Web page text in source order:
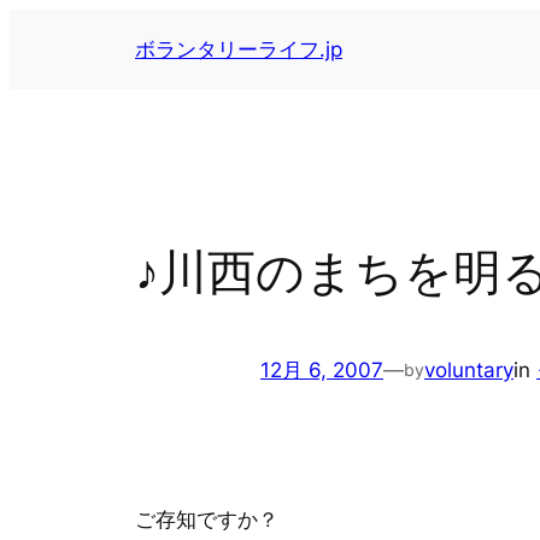
ボランタリーライフ.jp
♪川西のまちを明
12月 6, 2007—byvoluntaryin
ご存知ですか？